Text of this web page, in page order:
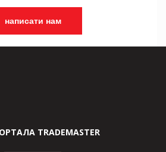
написати нам
TRADEMASTER